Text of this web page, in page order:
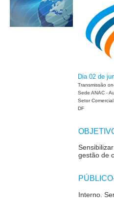
Dia 02 de
Transmissão
Sede ANAC -
Setor
DF
gestão de
Interno.